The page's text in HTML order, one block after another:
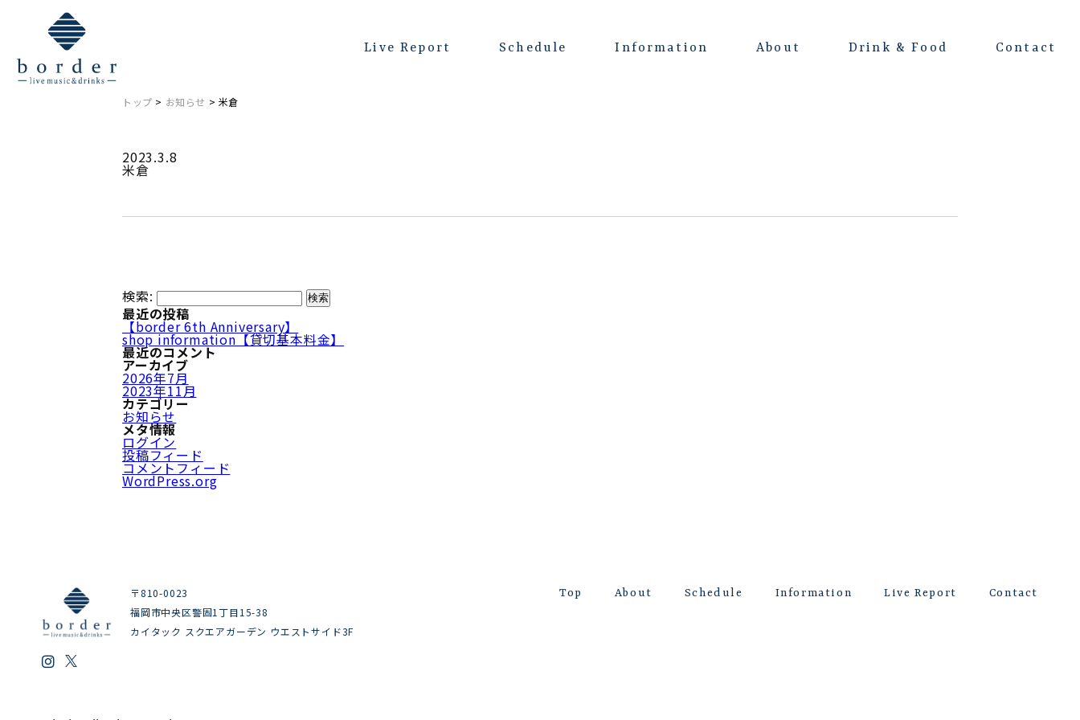
Live Report Schedule Information About Drink & Food Contact
トップ > お知らせ > 米倉
2023.3.8
米倉
検索:
最近の投稿
【border 6th Anniversary】
shop information【貸切基本料金】
最近のコメント
アーカイブ
2026年7月
2023年11月
カテゴリー
お知らせ
メタ情報
ログイン
投稿フィード
コメントフィード
WordPress.org
〒810-0023
福岡市中央区警固1丁目15-38
カイタック スクエアガーデン ウエストサイド3F
Top About Schedule Information Live Report Contact